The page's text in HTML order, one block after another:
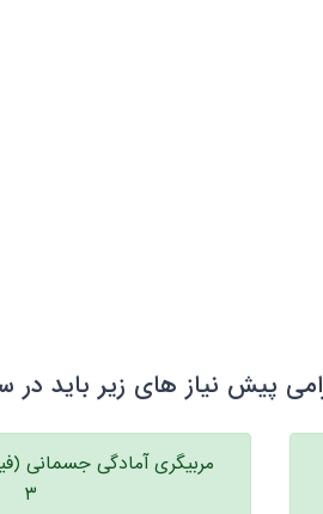
پیش نیاز های زیر باید
مربیگری آمادگی جسمانی
۳